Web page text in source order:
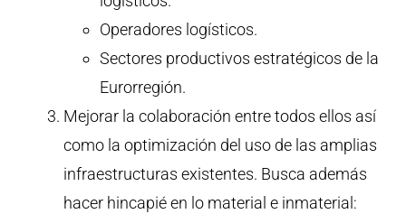
Operadores logísticos.
Sectores productivos estratégicos de la
Eurorregión.
Mejorar la colaboración entre todos ellos así
como la optimización del uso de las amplias
infraestructuras existentes. Busca además
hacer hincapié en lo material e inmaterial: